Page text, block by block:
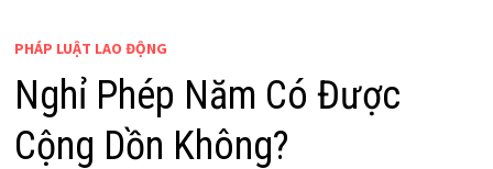
PHÁP LUẬT LAO ĐỘNG
Nghỉ Phép Năm Có Được
Cộng Dồn Không?